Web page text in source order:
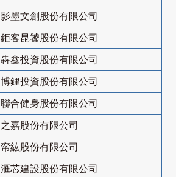
影墨文創股份有限公司
鉅客昆饕股份有限公司
犇鑫投資股份有限公司
博鋰投資股份有限公司
聯合健身股份有限公司
之嘉股份有限公司
帟紘股份有限公司
滙芯建設股份有限公司